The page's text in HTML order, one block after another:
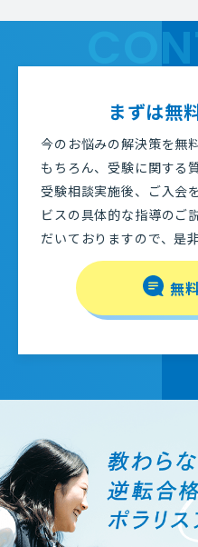
まずは無
今のお悩みの解決策を無
もちろん、受験に関する
受験相談実施後、ご入会
ビスの具体的な指導のご
だいておりますので、是
無